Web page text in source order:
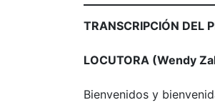
TRANSCRIPCIÓN DEL
LOCUTORA (Wendy
Bienvenidos y